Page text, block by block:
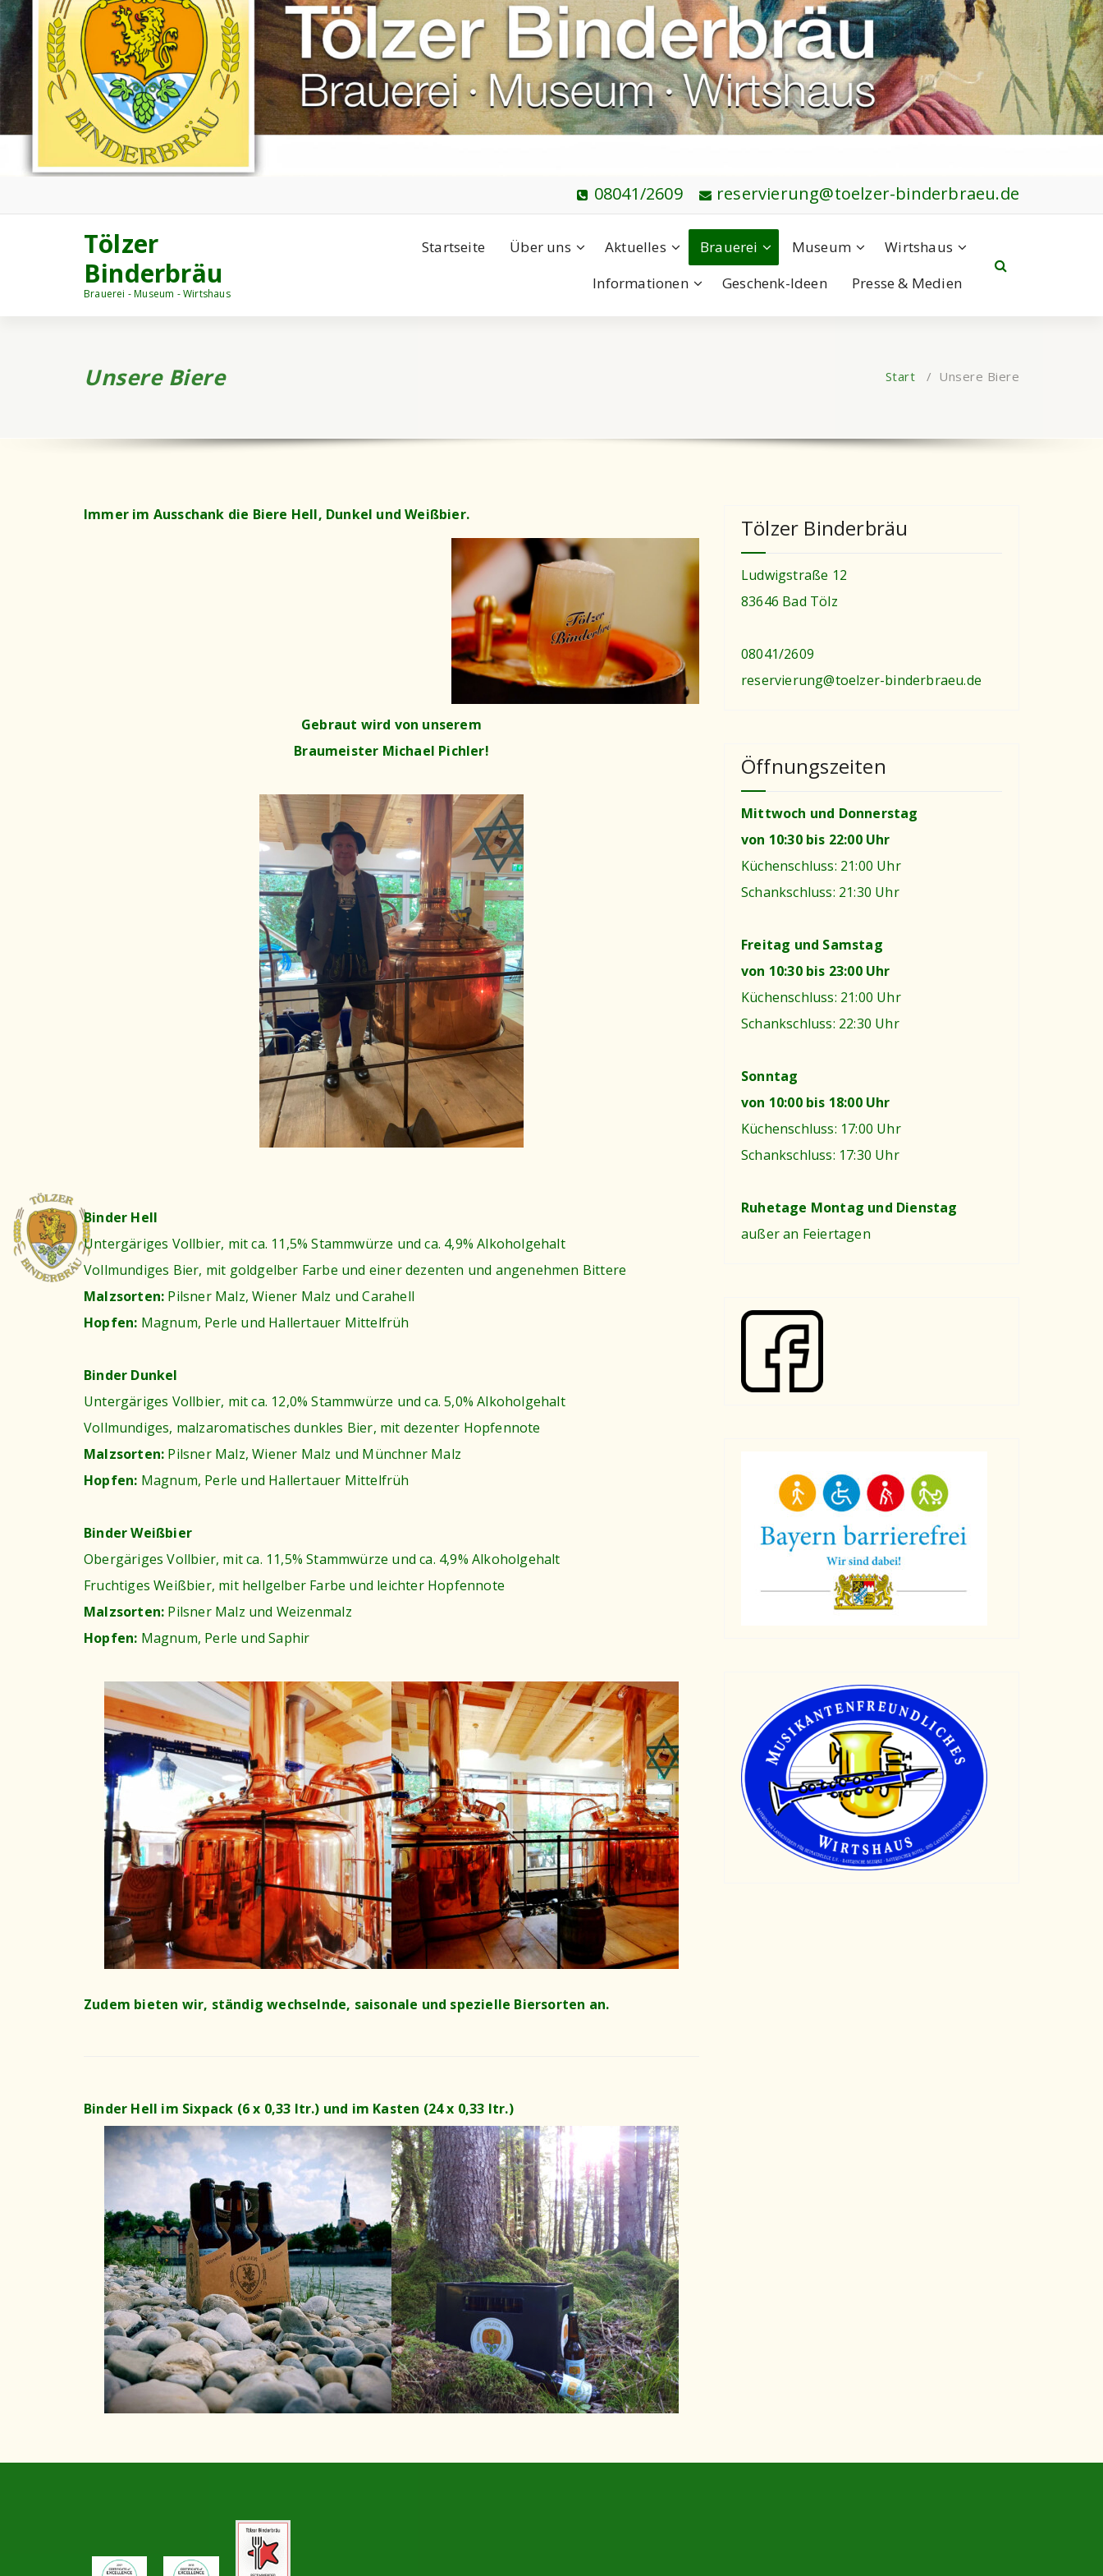
reservierung@toelzer-binderbraeu.de
08041/2609
Tölzer
Binderbräu
Brauerei - Museum - Wirtshaus
Startseite Über uns Aktuelles Brauerei Museum
Wirtshaus
Informationen
Geschenk-Ideen Presse & Medien
Unsere Biere Start / Unsere Biere
Immer im Ausschank die Biere Hell, Dunkel und Weißbier.
Gebraut wird von unserem
Braumeister Michael Pichler!
Binder Hell
Untergäriges Vollbier, mit ca. 11,5% Stammwürze und ca. 4,9% Alkoholgehalt
Vollmundiges Bier, mit goldgelber Farbe und einer dezenten und angenehmen Bittere
Malzsorten: Pilsner Malz, Wiener Malz und Carahell
Hopfen: Magnum, Perle und Hallertauer Mittelfrüh
Binder Dunkel
Untergäriges Vollbier, mit ca. 12,0% Stammwürze und ca. 5,0% Alkoholgehalt
Vollmundiges, malzaromatisches dunkles Bier, mit dezenter Hopfennote
Malzsorten: Pilsner Malz, Wiener Malz und Münchner Malz
Hopfen: Magnum, Perle und Hallertauer Mittelfrüh
Binder Weißbier
Obergäriges Vollbier, mit ca. 11,5% Stammwürze und ca. 4,9% Alkoholgehalt
Fruchtiges Weißbier, mit hellgelber Farbe und leichter Hopfennote
Malzsorten: Pilsner Malz und Weizenmalz
Hopfen: Magnum, Perle und Saphir
Zudem bieten wir, ständig wechselnde, saisonale und spezielle Biersorten an.
Binder Hell im Sixpack (6 x 0,33 ltr.) und im Kasten (24 x 0,33 ltr.)
Tölzer Binderbräu
Ludwigstraße 12
83646 Bad Tölz
08041/2609
reservierung@toelzer-binderbraeu.de
Öffnungszeiten
Mittwoch und Donnerstag
von 10:30 bis 22:00 Uhr
Küchenschluss: 21:00 Uhr
Schankschluss: 21:30 Uhr
Freitag und Samstag
von 10:30 bis 23:00 Uhr
Küchenschluss: 21:00 Uhr
Schankschluss: 22:30 Uhr
Sonntag
von 10:00 bis 18:00 Uhr
Küchenschluss: 17:00 Uhr
Schankschluss: 17:30 Uhr
Ruhetage Montag und Dienstag
außer an Feiertagen